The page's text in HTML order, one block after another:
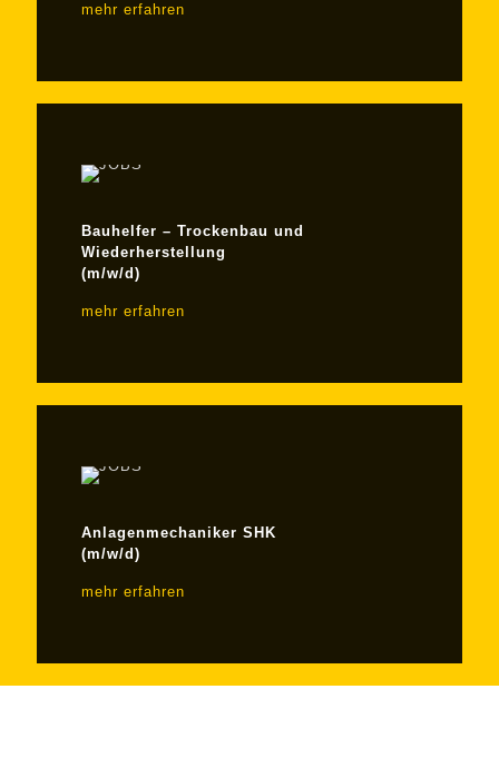
mehr erfahren
Bauhelfer – Trockenbau und
Wiederherstellung
(m/w/d)
mehr erfahren
Anlagen­­mechaniker SHK
(m/w/d)
mehr erfahren